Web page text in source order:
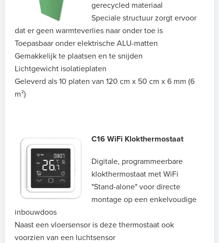
gerecycled materiaal
Speciale structuur zorgt ervoor
dat er geen warmteverlies naar onder toe is
Toepasbaar onder elektrische ALU-matten
Gemakkelijk te plaatsen en te snijden
Lichtgewicht isolatieplaten
Geleverd als 10 platen van 120 cm x 50 cm x 6 mm (6
m²)
C16 WiFi Klokthermostaat
Digitale, programmeerbare
klokthermostaat met WiFi
"Stand-alone" voor directe
montage op een enkelvoudige
inbouwdoos
Naast een vloersensor is deze thermostaat ook
voorzien van een luchtsensor